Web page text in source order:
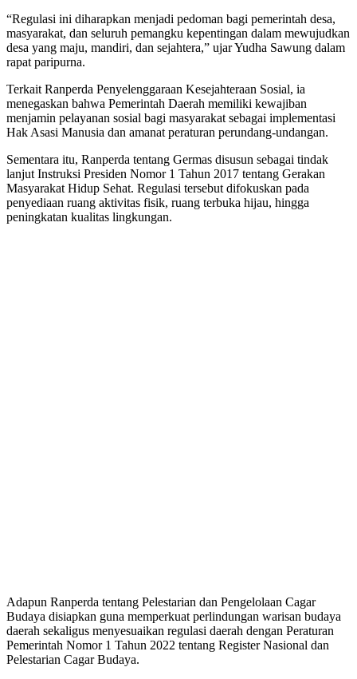
“Regulasi ini diharapkan menjadi pedoman bagi pemerintah desa,
masyarakat, dan seluruh pemangku kepentingan dalam mewujudkan
desa yang maju, mandiri, dan sejahtera,” ujar Yudha Sawung dalam
rapat paripurna.
Terkait Ranperda Penyelenggaraan Kesejahteraan Sosial, ia
menegaskan bahwa Pemerintah Daerah memiliki kewajiban
menjamin pelayanan sosial bagi masyarakat sebagai implementasi
Hak Asasi Manusia dan amanat peraturan perundang-undangan.
Sementara itu, Ranperda tentang Germas disusun sebagai tindak
lanjut Instruksi Presiden Nomor 1 Tahun 2017 tentang Gerakan
Masyarakat Hidup Sehat. Regulasi tersebut difokuskan pada
penyediaan ruang aktivitas fisik, ruang terbuka hijau, hingga
peningkatan kualitas lingkungan.
Adapun Ranperda tentang Pelestarian dan Pengelolaan Cagar
Budaya disiapkan guna memperkuat perlindungan warisan budaya
daerah sekaligus menyesuaikan regulasi daerah dengan Peraturan
Pemerintah Nomor 1 Tahun 2022 tentang Register Nasional dan
Pelestarian Cagar Budaya.